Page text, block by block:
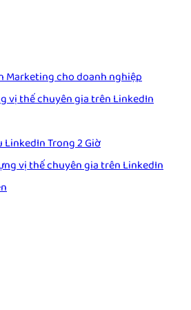
Marketing cho doanh nghiệp
vị thế chuyên gia trên LinkedIn
LinkedIn Trong 2 Giờ
vị thế chuyên gia trên LinkedIn